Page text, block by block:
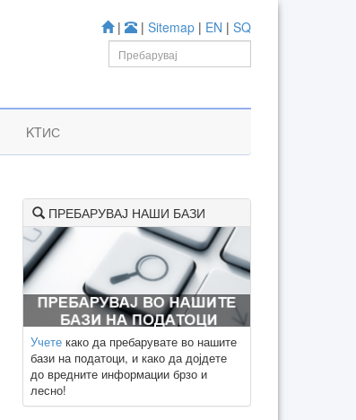
| | Sitemap | EN | SQ
KTИС
ПРЕБАРУВАЈ НАШИ БАЗИ
Учете како да пребарувате во нашите
бази на податоци, и како да дојдете
до вредните информации брзо и
лесно!